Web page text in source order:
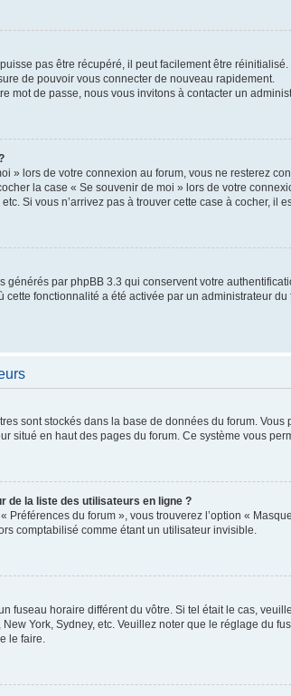
pas être récupéré, il peut facilement être
de pouvoir vous connecter de nouveau rapidement.
mot de passe, nous vous invitons à contacter un
» lors de votre connexion au forum, vous ne resterez
la case « Se souvenir de moi » lors de votre
Si vous n’arrivez pas à trouver cette case à cocher, il
générés par phpBB 3.3 qui conservent votre
cette fonctionnalité a été activée par un administrateur
sont stockés dans la base de données du forum.
situé en haut des pages du forum. Ce système vous
de la liste des utilisateurs en ligne ?
Préférences du forum », vous trouverez l’option «
comptabilisé comme étant un utilisateur invisible.
fuseau horaire différent du vôtre. Si tel était le cas,
York, Sydney, etc. Veuillez noter que le réglage du
le faire.